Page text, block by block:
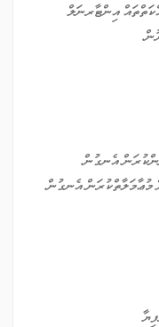
އިންޓާރނަލް
އެނގުން.
މުޢާމަލާތްކުރަން އެނގުން.